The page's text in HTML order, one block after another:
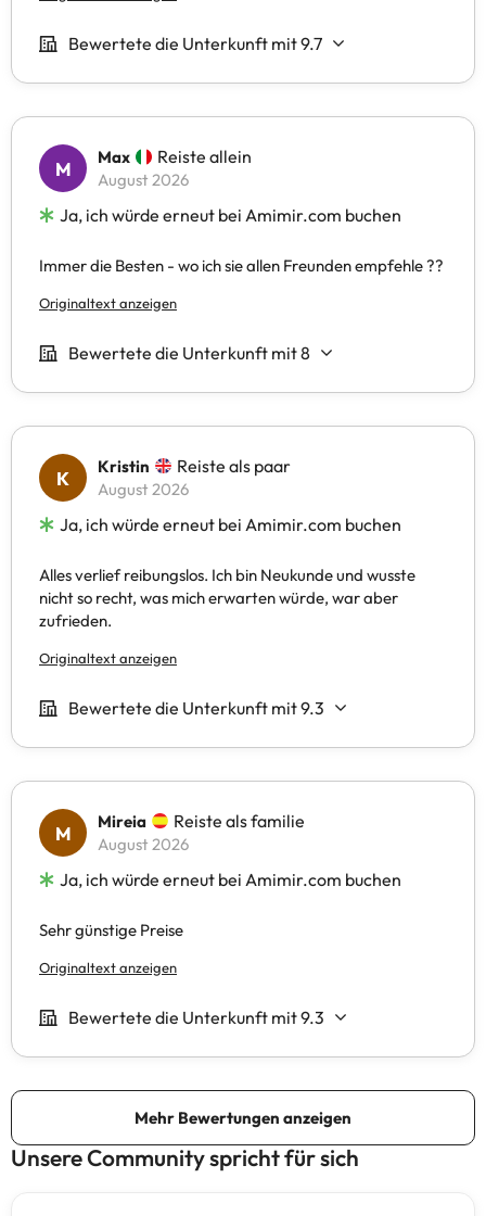
Unsere Community spricht für sich